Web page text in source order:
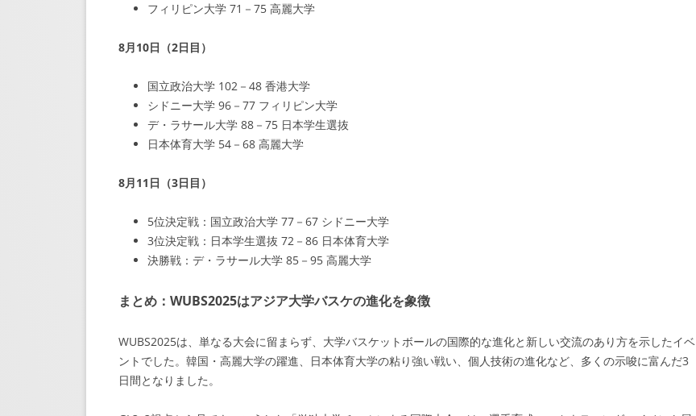
フィリピン大学 71－75 高麗大学
8月10日（2日目）
国立政治大学 102－48 香港大学
シドニー大学 96－77 フィリピン大学
デ・ラサール大学 88－75 日本学生選抜
日本体育大学 54－68 高麗大学
8月11日（3日目）
5位決定戦：国立政治大学 77－67 シドニー大学
3位決定戦：日本学生選抜 72－86 日本体育大学
決勝戦：デ・ラサール大学 85－95 高麗大学
まとめ：WUBS2025はアジア大学バスケの進化を象徴
WUBS2025は、単なる大会に留まらず、大学バスケットボールの国際的な進化と新しい交流のあり方を示したイベ
ントでした。韓国・高麗大学の躍進、日本体育大学の粘り強い戦い、個人技術の進化など、多くの示唆に富んだ3
日間となりました。